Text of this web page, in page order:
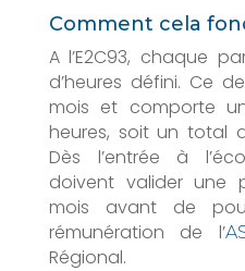
Comment cela
A l’E2C93, chaque
d’heures défini. Ce
mois et comporte
heures, soit un total
Dès l’entrée à
doivent valider une
mois avant de
rémunération de l’
Régional.